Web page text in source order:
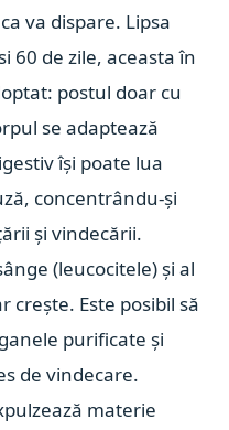
va dispare. Lipsa
60 de zile, aceasta în
postul doar cu
se adaptează
își poate lua
concentrându-și
și vindecării.
(leucocitele) și al
Este posibil să
purificate și
de vindecare.
materie